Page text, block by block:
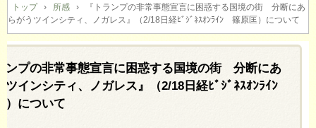
ン
テ
ン
へ
ス
ッ
トップ › 所感 ›
『トランプの非常事態宣言に困惑する国境の街 分断にあ
らがうツインシティ、ノガレス』（2/18日経ﾋﾞｼﾞﾈｽｵﾝﾗｲﾝ 篠原匡）について
ンプの非常事態宣言に困惑する国境の街 分断にあ
ツインシティ、ノガレス』（2/18日経ﾋﾞｼﾞﾈｽｵﾝﾗｲﾝ
）について